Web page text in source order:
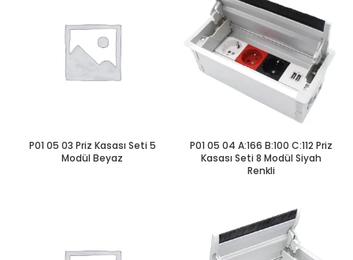
P01 05 03 Priz Kasası Seti 5
Modül Beyaz
P01 05 04 A:166 B:100 C:112 Priz
Kasası Seti 8 Modül Siyah
Renkli